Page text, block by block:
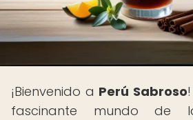
¡Bienvenido a Perú Sabroso
fascinante mundo de